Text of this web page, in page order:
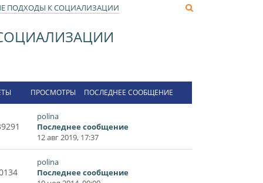
ПОДХОДЫ К СОЦИАЛИЗАЦИИ
ПРОСМОТРЫ ПОСЛЕДНЕЕ СООБЩЕНИЕ
polina
Последнее сообщение
12 авг 2019, 17:37
polina
Последнее сообщение